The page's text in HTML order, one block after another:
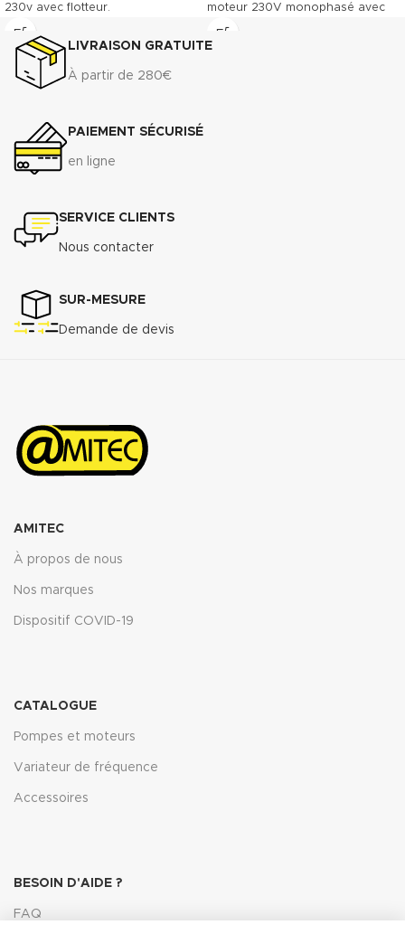
230v avec flotteur.
Télécharger la documentation
(.pdf)
moteur 230V monophasé avec
flotteur.
LIVRAISON GRATUITE
À partir de 280€
PAIEMENT SÉCURISÉ
en ligne
SERVICE CLIENTS
Nous contacter
SUR-MESURE
Demande de devis
AMITEC
À propos de nous
Nos marques
Dispositif COVID-19
CATALOGUE
Pompes et moteurs
Variateur de fréquence
Accessoires
BESOIN D'AIDE ?
FAQ